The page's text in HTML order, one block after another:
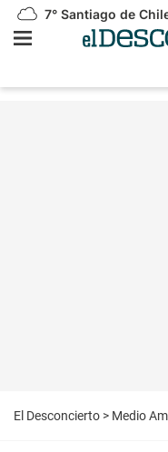
7° Santiago de
El Desconcierto > Medio